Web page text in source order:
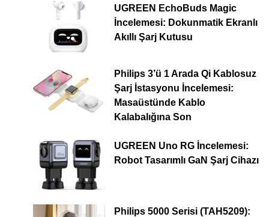
UGREEN EchoBuds Magic
İncelemesi: Dokunmatik Ekranlı
Akıllı Şarj Kutusu
Philips 3’ü 1 Arada Qi Kablosuz
Şarj İstasyonu İncelemesi:
Masaüstünde Kablo
Kalabalığına Son
UGREEN Uno RG İncelemesi:
Robot Tasarımlı GaN Şarj Cihazı
Philips 5000 Serisi (TAH5209):